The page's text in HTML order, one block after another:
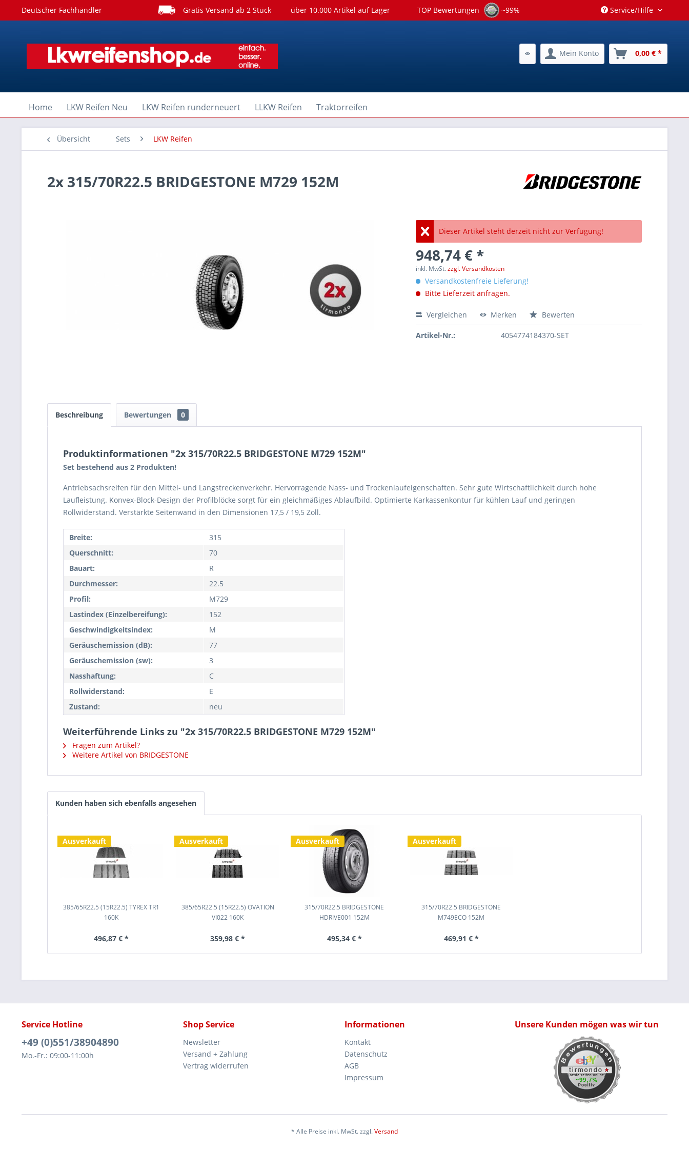
Deutscher Fachhändler Gratis Versand ab 2 Stück über 10.000 Artikel auf Lager TOP Bewertungen ~99% Service/Hilfe
Mein Konto 0,00 € *
Home LKW Reifen Neu LKW Reifen runderneuert LLKW Reifen Traktorreifen
Übersicht Sets LKW Reifen
2x 315/70R22.5 BRIDGESTONE M729 152M
Dieser Artikel steht derzeit nicht zur Verfügung!
948,74 € *
inkl. MwSt.zzgl. Versandkosten
Versandkostenfreie Lieferung!
Bitte Lieferzeit anfragen.
Vergleichen Merken Bewerten
Artikel-Nr.: 4054774184370-SET
Beschreibung Bewertungen 0
Produktinformationen "2x 315/70R22.5 BRIDGESTONE M729 152M"
Set bestehend aus 2 Produkten!
Antriebsachsreifen für den Mittel- und Langstreckenverkehr. Hervorragende Nass- und Trockenlaufeigenschaften. Sehr gute Wirtschaftlichkeit durch hohe
Laufleistung. Konvex-Block-Design der Profilblöcke sorgt für ein gleichmäßiges Ablaufbild. Optimierte Karkassenkontur für kühlen Lauf und geringen
Rollwiderstand. Verstärkte Seitenwand in den Dimensionen 17,5 / 19,5 Zoll.
Breite:
315
Querschnitt:
70
Bauart:
R
Durchmesser:
22.5
Profil:
M729
Lastindex (Einzelbereifung):
152
Geschwindigkeitsindex:
M
Geräuschemission (dB):
77
Geräuschemission (sw):
3
Nasshaftung:
C
Rollwiderstand:
E
Zustand:
neu
Weiterführende Links zu "2x 315/70R22.5 BRIDGESTONE M729 152M"
Fragen zum Artikel?
Weitere Artikel von BRIDGESTONE
Kunden haben sich ebenfalls angesehen
Ausverkauft
385/65R22.5 (15R22.5) TYREX TR1
160K
496,87 € *
Ausverkauft
385/65R22.5 (15R22.5) OVATION
VI022 160K
359,98 € *
Ausverkauft
315/70R22.5 BRIDGESTONE
HDRIVE001 152M
495,34 € *
Ausverkauft
315/70R22.5 BRIDGESTONE
M749ECO 152M
469,91 € *
Service Hotline
+49 (0)551/38904890
Mo.-Fr.: 09:00-11:00h
Shop Service
Newsletter
Versand + Zahlung
Vertrag widerrufen
Informationen
Kontakt
Datenschutz
AGB
Impressum
Unsere Kunden mögen was wir tun
* Alle Preise inkl. MwSt. zzgl.Versand